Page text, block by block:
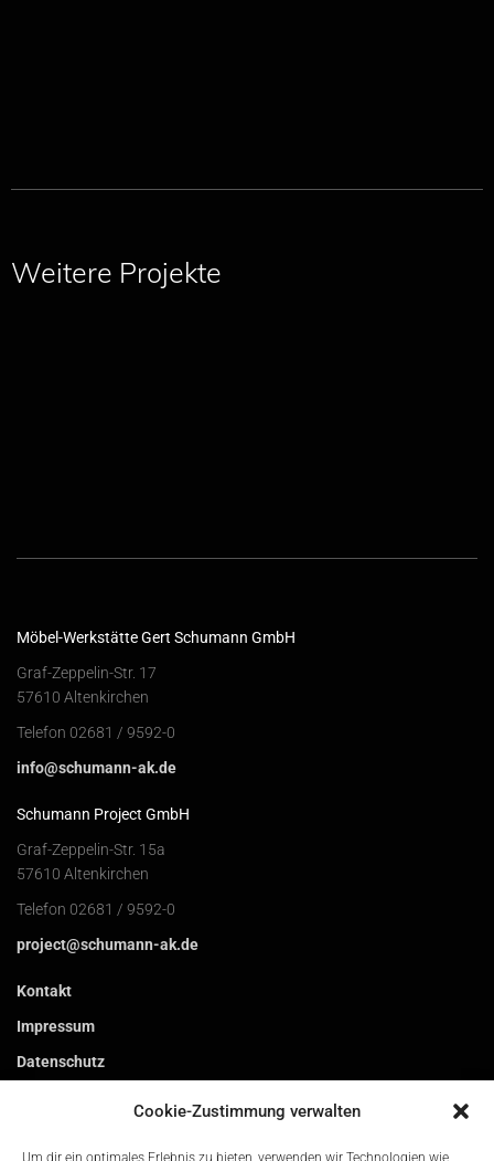
Cookie-Zustimmung verwalten
Um dir ein optimales Erlebnis zu bieten, verwenden wir Technologien wie
Weitere Projekte
Möbel-Werkstätte Gert Schumann GmbH
Graf-Zeppelin-Str. 17
57610 Altenkirchen
Telefon 02681 / 9592-0
info@schumann-ak.de
Schumann Project GmbH
Graf-Zeppelin-Str. 15a
57610 Altenkirchen
Telefon 02681 / 9592-0
project@schumann-ak.de
Kontakt
Impressum
Datenschutz